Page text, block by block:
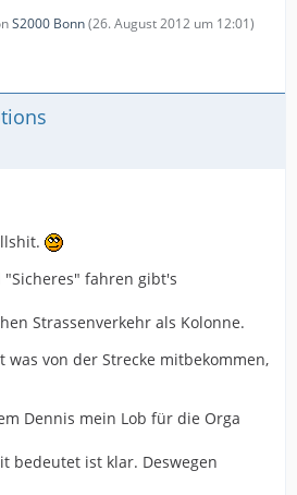
S2000 Bonn(26. August 2012 um 12:01)
fahren gibt's
Strassenverkehr als Kolonne.
von der Strecke mitbekommen,
Dennis mein Lob für die Orga
bedeutet ist klar. Deswegen